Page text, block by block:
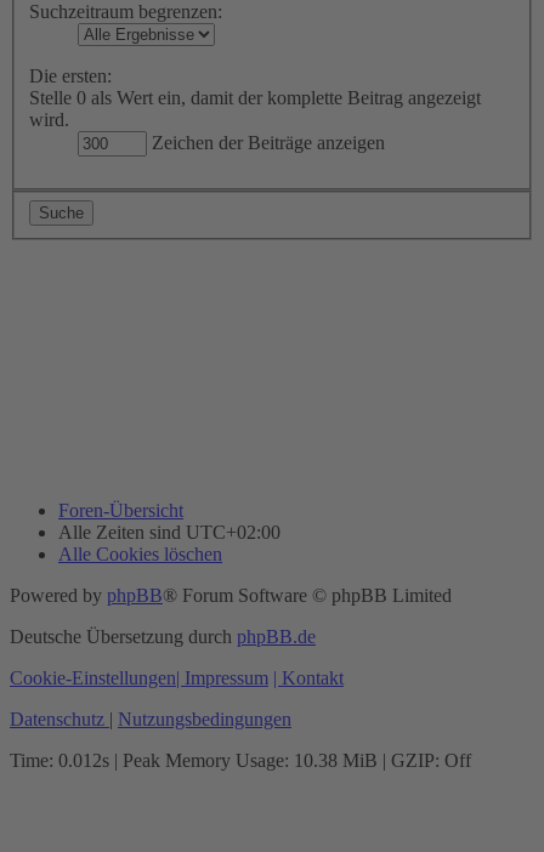
Suchzeitraum begrenzen:
Die ersten:
Stelle 0 als Wert ein, damit der komplette Beitrag angezeigt
wird.
Zeichen der Beiträge anzeigen
Foren-Übersicht
Alle Zeiten sind UTC+02:00
Alle Cookies löschen
Powered by phpBB® Forum Software © phpBB Limited
Deutsche Übersetzung durch phpBB.de
Cookie-Einstellungen| Impressum | Kontakt
Datenschutz | Nutzungsbedingungen
Time: 0.012s | Peak Memory Usage: 10.38 MiB | GZIP: Off